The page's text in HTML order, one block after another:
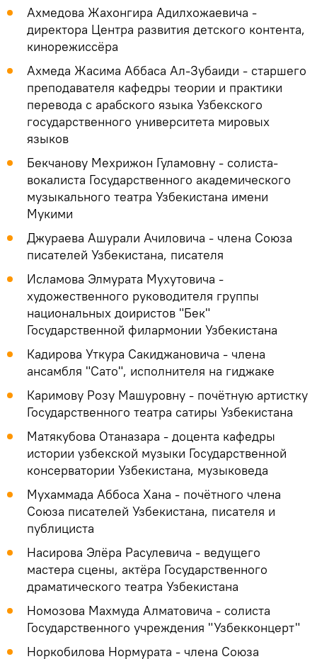
Ахмедова Жахонгира Адилхожаевича -
директора Центра развития детского контента,
кинорежиссёра
Ахмеда Жасима Аббаса Ал-Зубаиди - старшего
преподавателя кафедры теории и практики
перевода с арабского языка Узбекского
государственного университета мировых
языков
Бекчанову Мехрижон Гуламовну - солиста-
вокалиста Государственного академического
музыкального театра Узбекистана имени
Мукими
Джураева Ашурали Ачиловича - члена Союза
писателей Узбекистана, писателя
Исламова Элмурата Мухутовича -
художественного руководителя группы
национальных доиристов "Бек"
Государственной филармонии Узбекистана
Кадирова Уткура Сакиджановича - члена
ансамбля "Сато", исполнителя на гиджаке
Каримову Розу Машуровну - почётную артистку
Государственного театра сатиры Узбекистана
Матякубова Отаназара - доцента кафедры
истории узбекской музыки Государственной
консерватории Узбекистана, музыковеда
Мухаммада Аббоса Хана - почётного члена
Союза писателей Узбекистана, писателя и
публициста
Насирова Элёра Расулевича - ведущего
мастера сцены, актёра Государственного
драматического театра Узбекистана
Номозова Махмуда Алматовича - солиста
Государственного учреждения "Узбекконцерт"
Норкобилова Нормурата - члена Союза